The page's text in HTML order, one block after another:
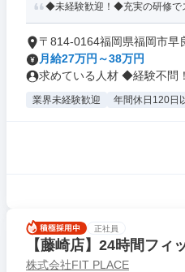
◆未経験歓迎！◆充実の研修で
〒814-0164福岡県福岡市早
月給27万円～38万円
求めている人材 ◆経験不問
業界未経験歓迎 年間休日120日
正社員
【藤崎店】24時間フィ
株式会社FIT PLACE